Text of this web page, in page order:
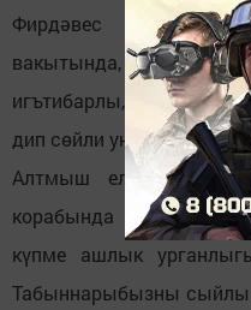
Фирдәвес
вакытында,
игътибарлы, өлкәннәргә
дип сөйли уңган игенче.
Алтмыш ел эчендә
корабында ничә гектар
күпме ашлык
Табыннарыбызны сыйлы